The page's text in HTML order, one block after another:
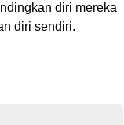
diri mereka
diri sendiri.